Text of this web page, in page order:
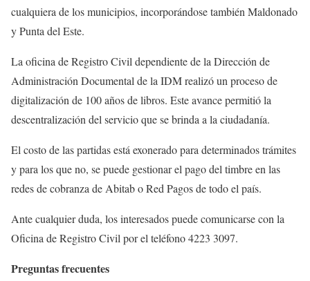
cualquiera de los municipios, incorporándose también Maldonado
y Punta del Este.
La oficina de Registro Civil dependiente de la Dirección de
Administración Documental de la IDM realizó un proceso de
digitalización de 100 años de libros. Este avance permitió la
descentralización del servicio que se brinda a la ciudadanía.
El costo de las partidas está exonerado para determinados trámites
y para los que no, se puede gestionar el pago del timbre en las
redes de cobranza de Abitab o Red Pagos de todo el país.
Ante cualquier duda, los interesados puede comunicarse con la
Oficina de Registro Civil por el teléfono 4223 3097.
Preguntas frecuentes